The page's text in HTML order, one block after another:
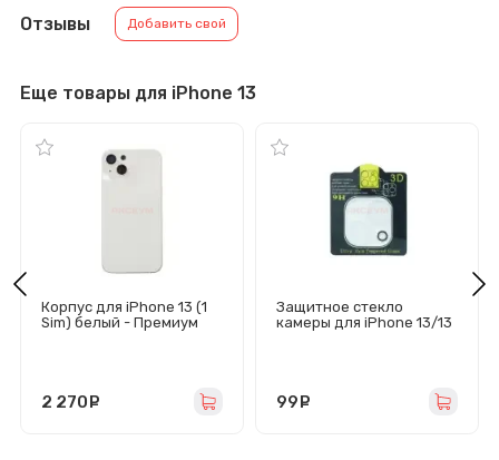
Отзывы Добавить свой
Еще товары для iPhone 13
Корпус для iPhone 13 (1
Sim) белый - Премиум
2 270
Защитное стекло
камеры для iPhone 13/13
99